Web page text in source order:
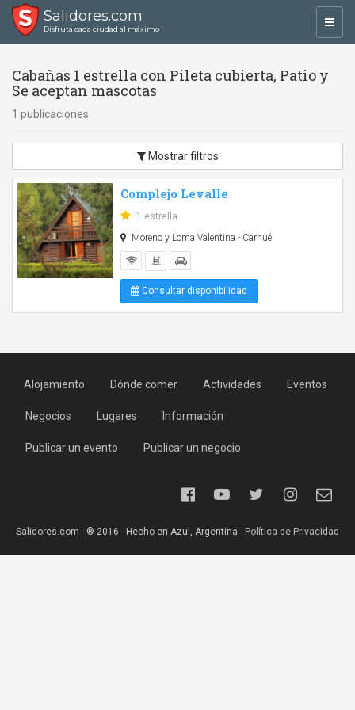
Salidores.com
Disfrutá cada ciudad al máximo
Cabañas 1 estrella con Pileta cubierta, Patio y
Se aceptan mascotas
1 publicaciones
Mostrar filtros
Complejo Levalle
1 estrella
Moreno y Loma Valentina - Carhué
Consultar disponibilidad
Alojamiento Dónde comer Actividades Eventos
Negocios Lugares Información
Publicar un evento Publicar un negocio
Salidores.com - ® 2016 - Hecho en Azul, Argentina - Política de Privacidad